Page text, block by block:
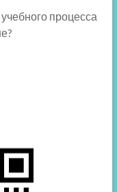
процесса